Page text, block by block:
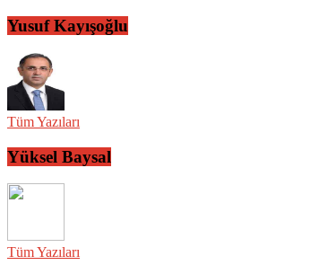
Yusuf Kayışoğlu
Tüm Yazıları
Yüksel Baysal
Tüm Yazıları